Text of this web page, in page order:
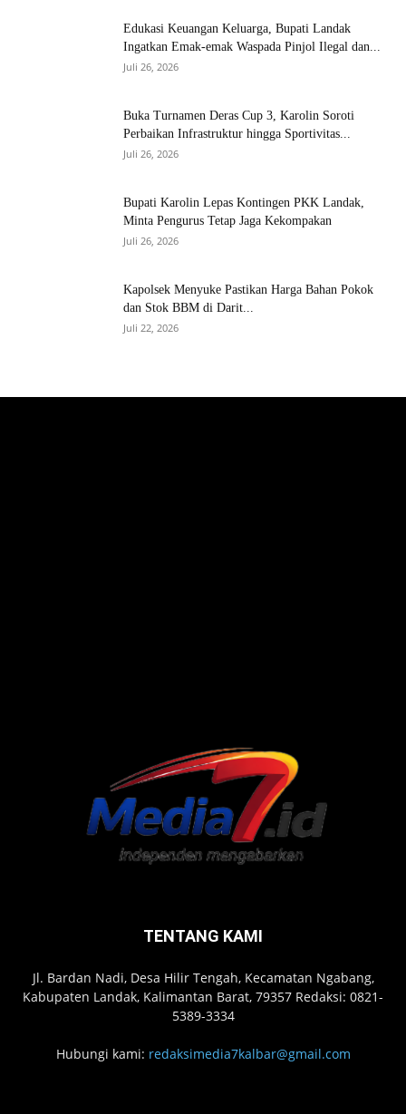
Edukasi Keuangan Keluarga, Bupati Landak
Ingatkan Emak-emak Waspada Pinjol Ilegal dan...
Juli 26, 2026
Buka Turnamen Deras Cup 3, Karolin Soroti
Perbaikan Infrastruktur hingga Sportivitas...
Juli 26, 2026
Bupati Karolin Lepas Kontingen PKK Landak,
Minta Pengurus Tetap Jaga Kekompakan
Juli 26, 2026
Kapolsek Menyuke Pastikan Harga Bahan Pokok
dan Stok BBM di Darit...
Juli 22, 2026
TENTANG KAMI
Jl. Bardan Nadi, Desa Hilir Tengah, Kecamatan Ngabang,
Kabupaten Landak, Kalimantan Barat, 79357 Redaksi: 0821-
5389-3334
Hubungi kami: redaksimedia7kalbar@gmail.com